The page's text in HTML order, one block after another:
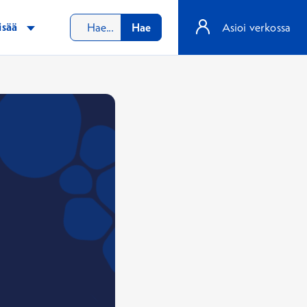
Hae Asioi verkossa